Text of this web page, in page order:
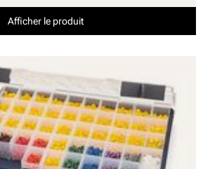
Afficher le produit